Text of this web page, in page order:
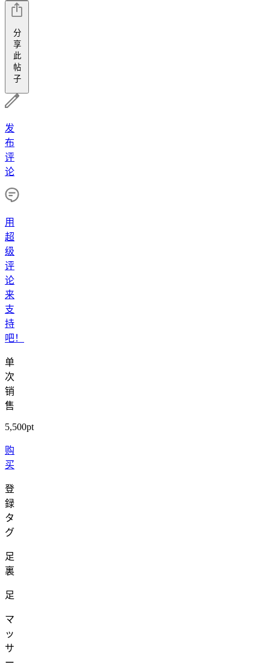
分
享
此
帖
子
发
布
评
论
用
超
级
评
论
来
支
持
吧！
单
次
销
售
5,500pt
购
买
登
録
タ
グ
足
裏
足
マ
ッ
サ